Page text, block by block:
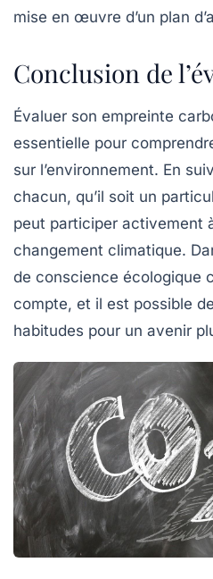
mise en œuvre d’un plan
Conclusion de
Évaluer son empreinte
essentielle pour
sur l’environnement. En
chacun, qu’il soit un
peut participer activement
changement climatique.
de conscience écologique
compte, et il est possible
habitudes pour un avenir